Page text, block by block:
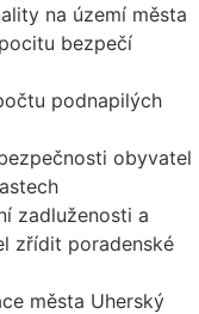
na území města
bezpečí
podnapilých
obyvatel
zadluženosti a
zřídit poradenské
města Uherský